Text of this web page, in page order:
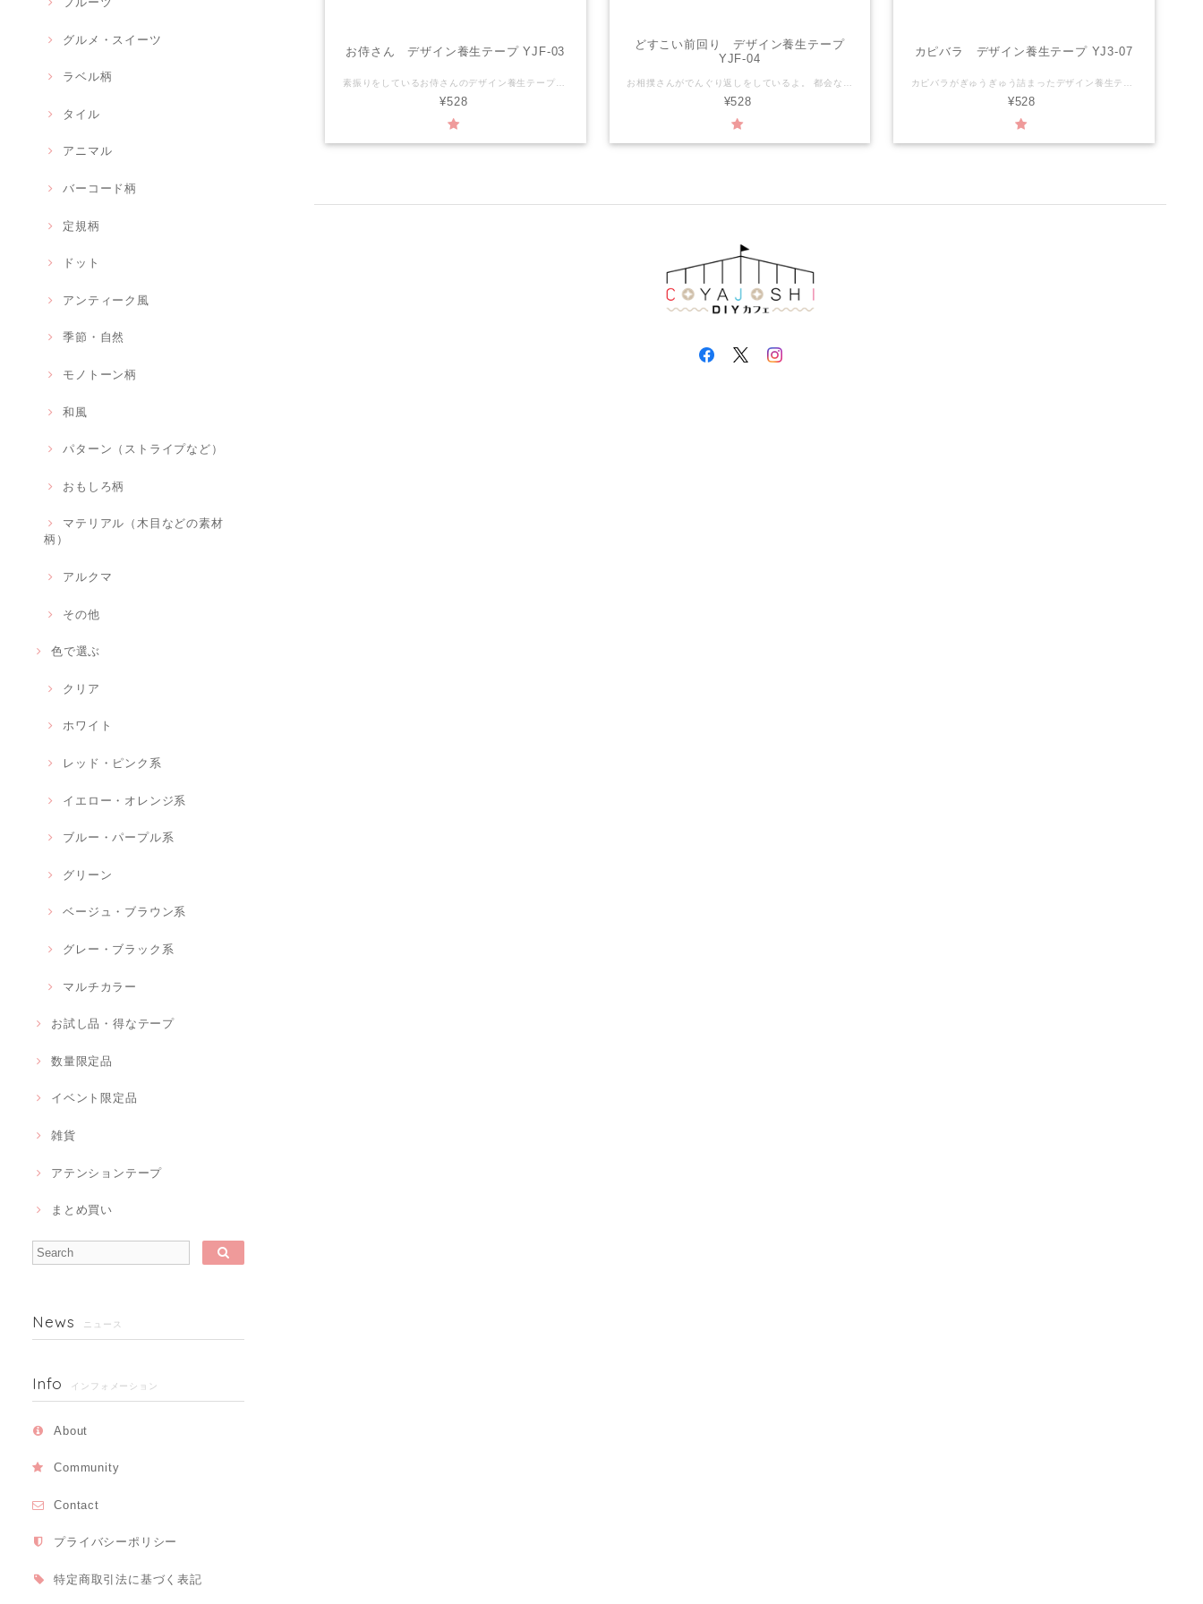
グルメ・スイーツ
ラベル柄
タイル
アニマル
バーコード柄
定規柄
ドット
アンティーク風
季節・自然
モノトーン柄
和風
パターン（ストライプなど）
おもしろ柄
マテリアル（木目などの素材
柄）
アルクマ
その他
色で選ぶ
クリア
ホワイト
レッド・ピンク系
イエロー・オレンジ系
ブルー・パープル系
グリーン
ベージュ・ブラウン系
グレー・ブラック系
マルチカラー
お試し品・得なテープ
数量限定品
イベント限定品
雑貨
アテンションテープ
まとめ買い
News ニュース
Info インフォメーション
About
Community
Contact
プライバシーポリシー
特定商取引法に基づく表記
お侍さん デザイン養生テープ YJF-03
¥528
どすこい前回り デザイン養生テープ
YJF-04
¥528
カピバラ デザイン養生テープ YJ3-07
¥528